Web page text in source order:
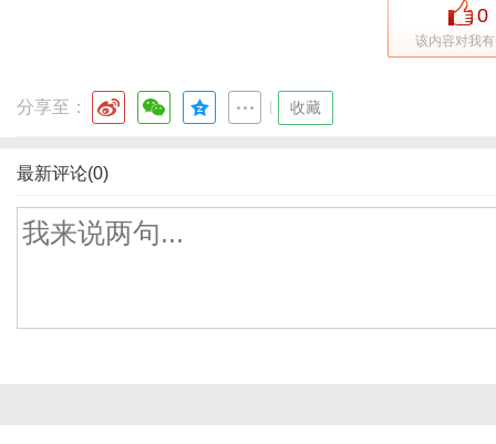
0
该内容对我
分享至： 收藏
最新评论(0)